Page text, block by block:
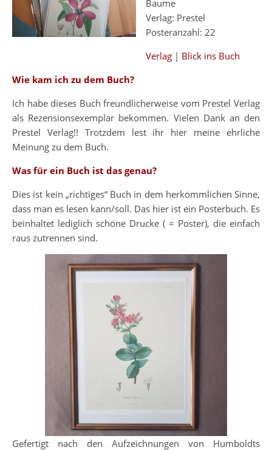
Baume
Verlag: Prestel
Posteranzahl: 22
Verlag | Blick ins Buch
Wie kam ich zu dem Buch?
Ich habe dieses Buch freundlicherweise vom Prestel Verlag
als Rezensionsexemplar bekommen. Vielen Dank an den
Prestel Verlag!! Trotzdem lest ihr hier meine ehrliche
Meinung zu dem Buch.
Was für ein Buch ist das genau?
Dies ist kein „richtiges“ Buch in dem herkömmlichen Sinne,
dass man es lesen kann/soll. Das hier ist ein Posterbuch. Es
beinhaltet lediglich schöne Drucke ( = Poster), die einfach
raus zutrennen sind.
Gefertigt nach den Aufzeichnungen von Humboldts